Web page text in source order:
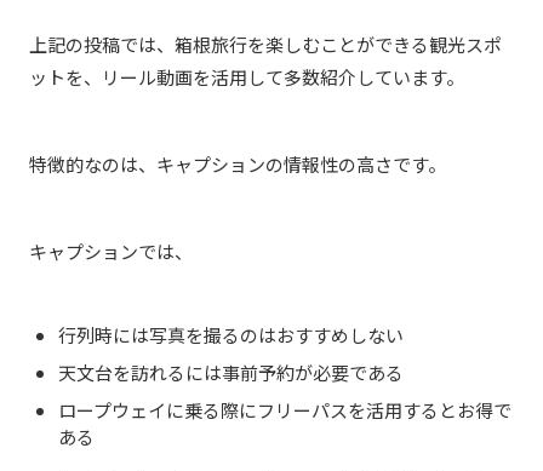
上記の投稿では、箱根旅行を楽しむことができる観光スポ
ットを、リール動画を活用して多数紹介しています。
特徴的なのは、キャプションの情報性の高さです。
キャプションでは、
行列時には写真を撮るのはおすすめしない
天文台を訪れるには事前予約が必要である
ロープウェイに乗る際にフリーパスを活用するとお得で
ある